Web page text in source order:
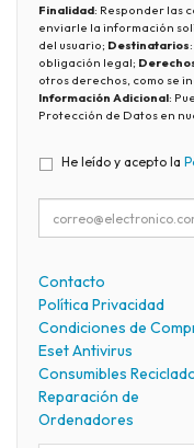
Finalidad: Responder las
enviarle la información
del usuario; Destinatarios
obligación legal;
otros derechos, como se
Información Adicional:
Protección de Datos en
He leído y acepto la
Contacto
Política Privacidad
Condiciones de
Eset Antivirus
Consumibles
Reparación de
Ordenadores